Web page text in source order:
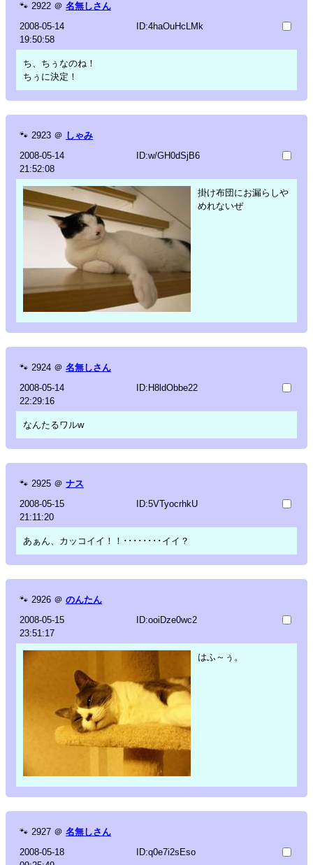
🐾 2922 ＠ 名無しさん
2008-05-14
19:50:58
ID:4haOuHcLMk
ち、ちぅなのね！
ちぅに決定！
🐾 2923 ＠ しゃみ
2008-05-14
21:52:08
ID:w/GH0dSjB6
掛け布団にお漏らしや
めれないぜ
🐾 2924 ＠ 名無しさん
2008-05-14
22:29:16
ID:H8ldObbe22
なんたるワルw
🐾 2925 ＠ ナス
2008-05-15
21:11:20
ID:5VTyocrhkU
あぁん、カッコイイ！！････････イイ？
🐾 2926 ＠ のんたん
2008-05-15
23:51:17
ID:ooiDze0wc2
はふ～ぅ。
🐾 2927 ＠ 名無しさん
2008-05-18
ID:q0e7i2sEso